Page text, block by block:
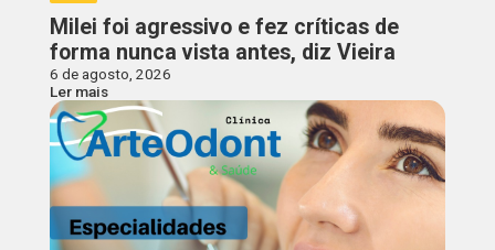
Milei foi agressivo e fez críticas de
forma nunca vista antes, diz Vieira
6 de agosto, 2026
Ler mais